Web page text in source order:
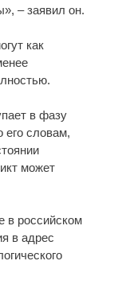
– заявил он.
как
в фазу
его словам,
может
в российском
в адрес